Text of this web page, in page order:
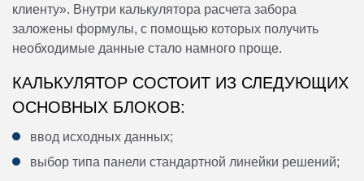
клиенту». Внутри калькулятора расчета забора
заложены формулы, с помощью которых получить
необходимые данные стало намного проще.
КАЛЬКУЛЯТОР СОСТОИТ ИЗ СЛЕДУЮЩИХ
ОСНОВНЫХ БЛОКОВ:
ввод исходных данных;
выбор типа панели стандартной линейки решений;